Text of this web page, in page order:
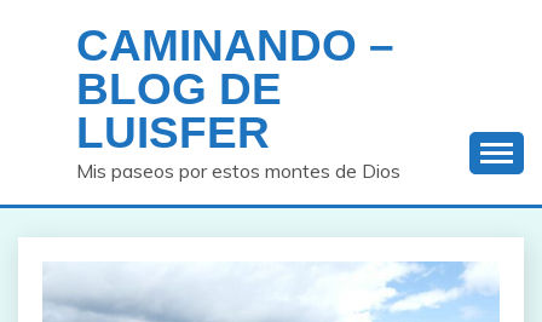
contenido
CAMINANDO –
BLOG DE
LUISFER
Mis paseos por estos montes de Dios